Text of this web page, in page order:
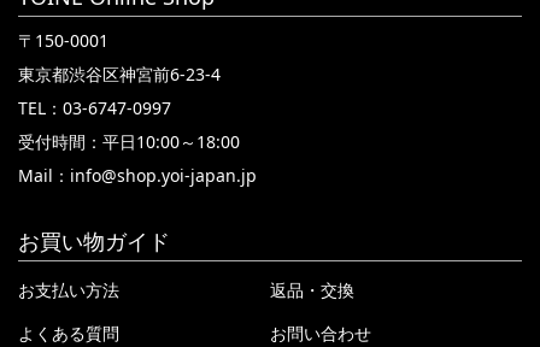
〒150-0001
東京都渋谷区神宮前6-23-4
TEL：03-6747-0997
受付時間：平日10:00～18:00
Mail： info@shop.yoi-japan.jp
お買い物ガイド
お支払い方法
返品・交換
よくある質問
お問い合わせ